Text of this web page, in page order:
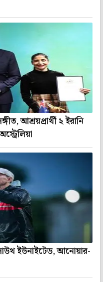
আশ্রয়প্রার্থী ২ ইরানি
ইউনাইটেড, আনোয়ার-